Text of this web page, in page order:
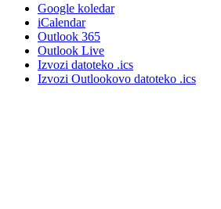
Google koledar
iCalendar
Outlook 365
Outlook Live
Izvozi datoteko .ics
Izvozi Outlookovo datoteko .ics